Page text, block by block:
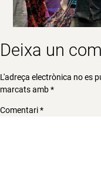
Deixa un
L'adreça electrònica no es
marcats amb*
Comentari*